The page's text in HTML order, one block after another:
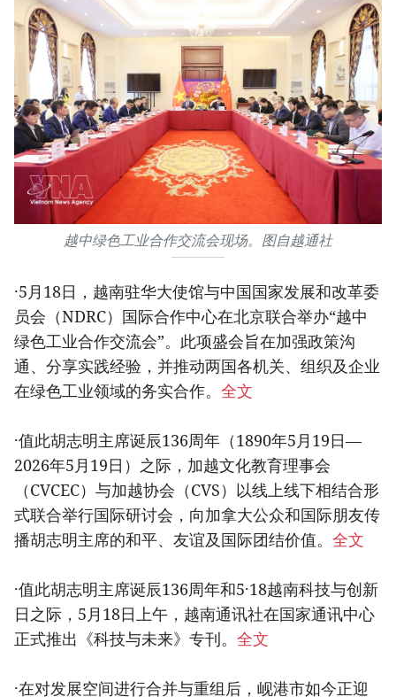
越中绿色工业合作交流会现场。图自越通社
·5月18日，越南驻华大使馆与中国国家发展和改革委
员会（NDRC）国际合作中心在北京联合举办“越中
绿色工业合作交流会”。此项盛会旨在加强政策沟
通、分享实践经验，并推动两国各机关、组织及企业
在绿色工业领域的务实合作。 全文
·值此胡志明主席诞辰136周年（1890年5月19日—
2026年5月19日）之际，加越文化教育理事会
（CVCEC）与加越协会（CVS）以线上线下相结合形
式联合举行国际研讨会，向加拿大公众和国际朋友传
播胡志明主席的和平、友谊及国际团结价值。 全文
·值此胡志明主席诞辰136周年和5·18越南科技与创新
日之际，5月18日上午，越南通讯社在国家通讯中心
正式推出《科技与未来》专刊。 全文
·在对发展空间进行合并与重组后，岘港市如今正迎